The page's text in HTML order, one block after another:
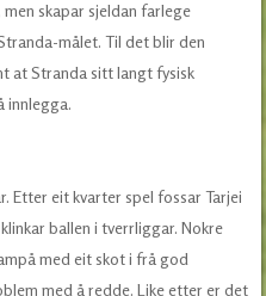
skapar sjeldan farlege
målet. Til det blir den
at Stranda sitt langt fysisk
innlegga.
Etter eit kvarter spel fossar Tarjei
ballen i tverrliggar. Nokre
med eit skot i frå god
med å redde. Like etter er det